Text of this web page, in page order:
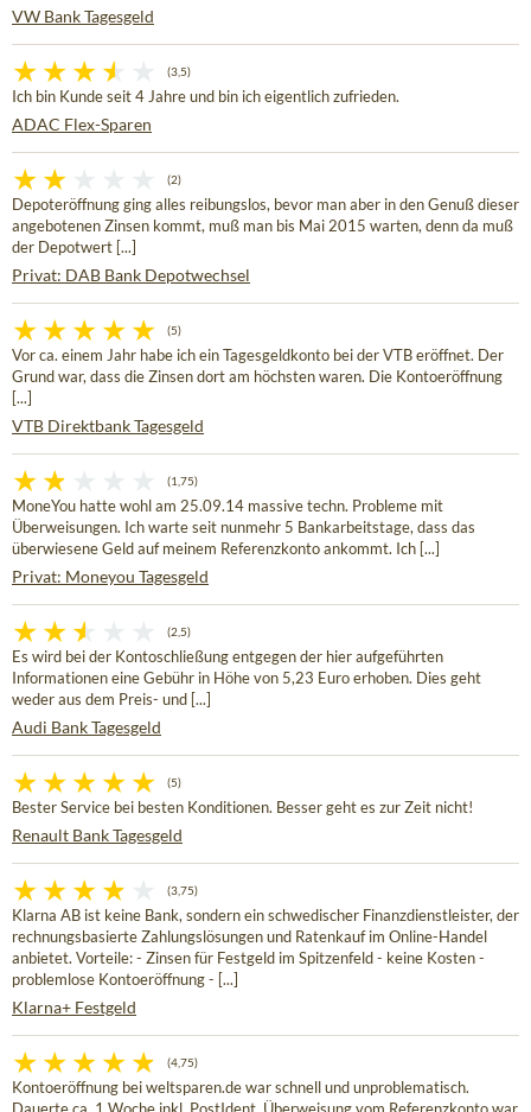
VW Bank Tagesgeld
(3,5)
Ich bin Kunde seit 4 Jahre und bin ich eigentlich zufrieden.
ADAC Flex-Sparen
(2)
Depoteröffnung ging alles reibungslos, bevor man aber in den Genuß dieser
angebotenen Zinsen kommt, muß man bis Mai 2015 warten, denn da muß
der Depotwert [...]
Privat: DAB Bank Depotwechsel
(5)
Vor ca. einem Jahr habe ich ein Tagesgeldkonto bei der VTB eröffnet. Der
Grund war, dass die Zinsen dort am höchsten waren. Die Kontoeröffnung
[...]
VTB Direktbank Tagesgeld
(1,75)
MoneYou hatte wohl am 25.09.14 massive techn. Probleme mit
Überweisungen. Ich warte seit nunmehr 5 Bankarbeitstage, dass das
überwiesene Geld auf meinem Referenzkonto ankommt. Ich [...]
Privat: Moneyou Tagesgeld
(2,5)
Es wird bei der Kontoschließung entgegen der hier aufgeführten
Informationen eine Gebühr in Höhe von 5,23 Euro erhoben. Dies geht
weder aus dem Preis- und [...]
Audi Bank Tagesgeld
(5)
Bester Service bei besten Konditionen. Besser geht es zur Zeit nicht!
Renault Bank Tagesgeld
(3,75)
Klarna AB ist keine Bank, sondern ein schwedischer Finanzdienstleister, der
rechnungsbasierte Zahlungslösungen und Ratenkauf im Online-Handel
anbietet. Vorteile: - Zinsen für Festgeld im Spitzenfeld - keine Kosten -
problemlose Kontoeröffnung - [...]
Klarna+ Festgeld
(4,75)
Kontoeröffnung bei weltsparen.de war schnell und unproblematisch.